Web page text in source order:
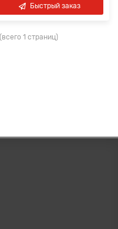
Быстрый заказ
1 страниц)